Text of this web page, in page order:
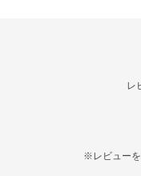
レ
※レビュー